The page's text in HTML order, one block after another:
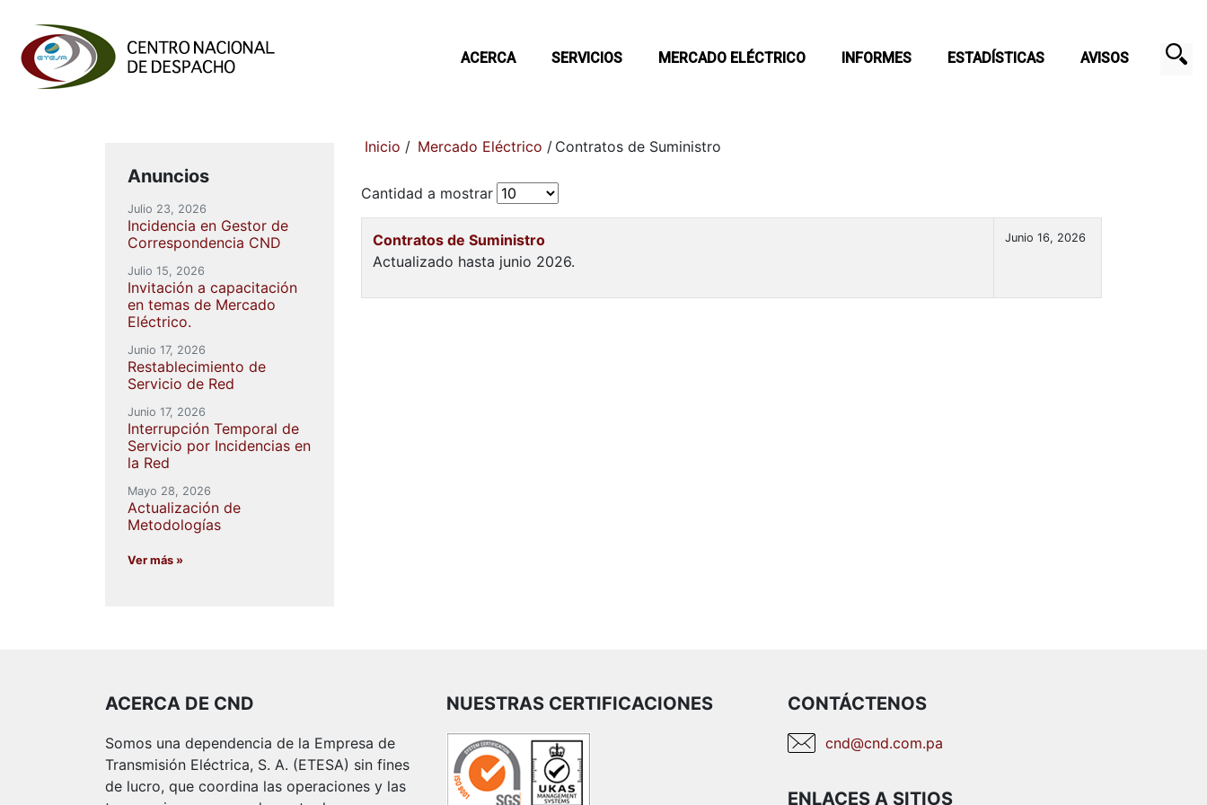
ACERCA SERVICIOS MERCADO ELÉCTRICO INFORMES ESTADÍSTICAS AVISOS
Anuncios
Julio 23, 2026
Incidencia en Gestor de
Correspondencia CND
Julio 15, 2026
Invitación a capacitación
en temas de Mercado
Eléctrico.
Junio 17, 2026
Restablecimiento de
Servicio de Red
Junio 17, 2026
Interrupción Temporal de
Servicio por Incidencias en
la Red
Mayo 28, 2026
Actualización de
Metodologías
Ver más »
Inicio / Mercado Eléctrico / Contratos de Suministro
Cantidad a mostrar
Contratos de Suministro
Actualizado hasta junio 2026.
Junio 16, 2026
ACERCA DE CND
Somos una dependencia de la Empresa de
Transmisión Eléctrica, S. A. (ETESA) sin fines
de lucro, que coordina las operaciones y las
NUESTRAS CERTIFICACIONES CONTÁCTENOS
cnd@cnd.com.pa
ENLACES A SITIOS